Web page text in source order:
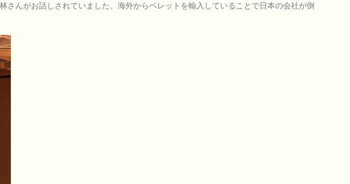
んがお話しされていました。海外からペレットを輸入していることで日本の会社が倒